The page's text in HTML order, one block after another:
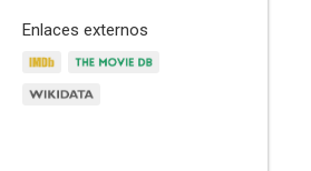
Enlaces externos